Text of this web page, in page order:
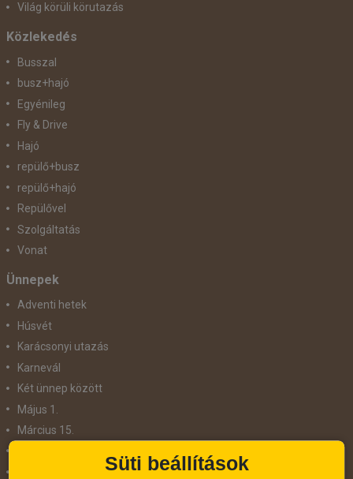
Világ körüli körutazás
Közlekedés
Busszal
busz+hajó
Egyénileg
Fly & Drive
Hajó
repülő+busz
repülő+hajó
Repülővel
Szolgáltatás
Vonat
Ünnepek
Adventi hetek
Húsvét
Karácsonyi utazás
Karnevál
Két ünnep között
Május 1.
Március 15.
Süti beállítások